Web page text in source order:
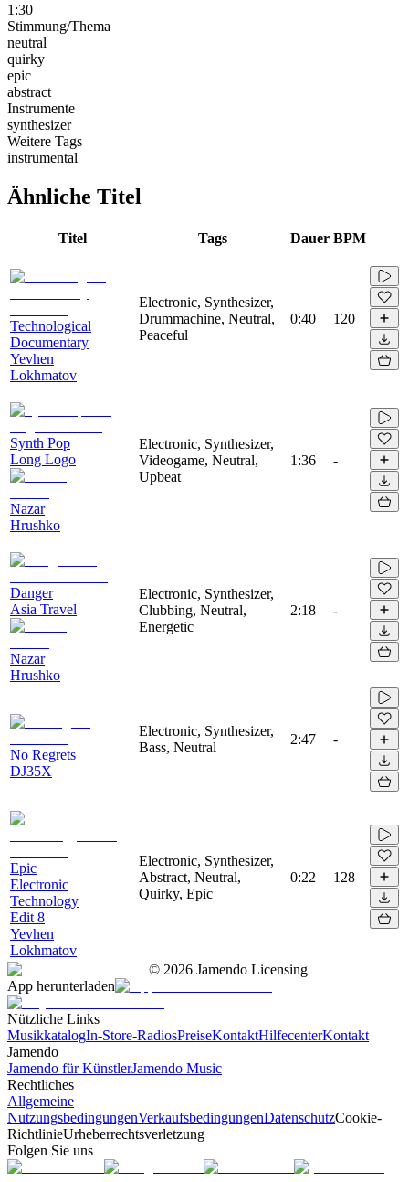
1:30
Stimmung/Thema
neutral
quirky
epic
abstract
Instrumente
synthesizer
Weitere Tags
instrumental
Ähnliche Titel
Titel Tags Dauer BPM
Technological
Documentary
Yevhen
Lokhmatov
Electronic, Synthesizer,
Drummachine, Neutral,
Peaceful
0:40 120
Synth Pop
Long Logo
Nazar
Hrushko
Electronic, Synthesizer,
Videogame, Neutral,
Upbeat
1:36 -
Danger
Asia Travel
Nazar
Hrushko
Electronic, Synthesizer,
Clubbing, Neutral,
Energetic
2:18 -
No Regrets
DJ35X
Electronic, Synthesizer,
Bass, Neutral
2:47 -
Epic
Electronic
Technology
Edit 8
Yevhen
Lokhmatov
Electronic, Synthesizer,
Abstract, Neutral,
Quirky, Epic
0:22 128
© 2026 Jamendo Licensing
App herunterladen
Nützliche Links
MusikkatalogIn-Store-RadiosPreiseKontaktHilfecenterKontakt
Jamendo
Jamendo für KünstlerJamendo Music
Rechtliches
Allgemeine
NutzungsbedingungenVerkaufsbedingungenDatenschutzCookie-
RichtlinieUrheberrechtsverletzung
Folgen Sie uns